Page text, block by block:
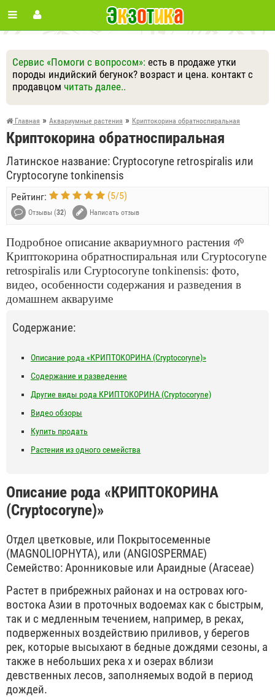
Сервис «Помоги с вопросом»: есть в продаже утки
породы индийский бегунок? возраст и цена. контакт с
продавцом читать далее..
Ответить Другие вопросы
Задать вопрос
Главная » Аквариумные растения » Криптокорина обратноспиральная
Криптокорина обратноспиральная
Латинское название: Cryptocoryne retrospiralis или
Cryptocoryne tonkinensis
Рейтинг: (5/5)
Отзывы (32) Написать отзыв
Подробное описание аквариумного растения 🌱
Криптокорина обратноспиральная или Cryptocoryne
retrospiralis или Cryptocoryne tonkinensis: фото,
видео, особенности содержания и разведения в
домашнем акваруиме
Содержание:
Описание рода «КРИПТОКОРИНА (Cryptocoryne)»
Содержание и разведение
Другие виды рода КРИПТОКОРИНА (Cryptocoryne)
Видео обзоры
Купить продать
Растения из одного семейства
Описание рода «КРИПТОКОРИНА
(Cryptocoryne)»
Отдел цветковые, или Покрытосеменные
(MAGNOLIOPHYTA), или (ANGIOSPERMAE)
Семейство: Аронниковые или Араидные (Araceae)
Растет в прибрежных районах и на островах юго-
востока Азии в проточных водоемах как с быстрым,
так и с медленным течением, например, в реках,
подверженных воздействию приливов, у берегов
рек, которые высыхают в бедные дождями сезоны, а
также в небольших река х и озерах вблизи
девственных лесов, заполняемых водой в период
дождей.